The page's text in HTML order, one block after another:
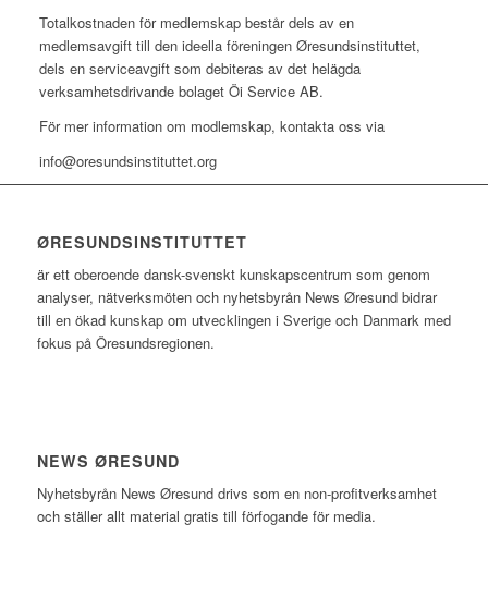
Totalkostnaden för medlem­skap består dels av en
medlemsavgift till den ideella föreningen Øresundsinstituttet,
dels en serviceavgift som debiteras av det helägda
verksamhetsdrivande bolaget Öi Service AB.
För mer information om modlemskap, kontakta oss via
info@oresundsinstituttet.org
ØRESUNDSINSTITUTTET
är ett oberoende dansk-svenskt kunskapscentrum som genom
analyser, nätverksmöten och nyhetsbyrån News Øresund bidrar
till en ökad kunskap om utvecklingen i Sverige och Danmark med
fokus på Öresundsregionen.
NEWS ØRESUND
Nyhetsbyrån News Øresund drivs som en non-profitverksamhet
och ställer allt material gratis till förfogande för media.